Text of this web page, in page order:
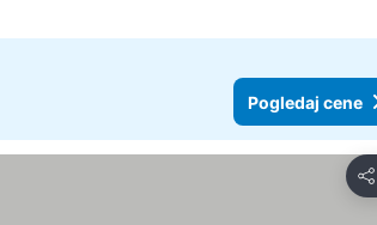
Pogledaj cene
Deli